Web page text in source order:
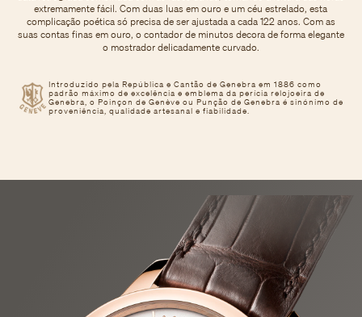
Introduzido pela República e Cantão de Genebra em 1886 como
padrão máximo de excelência e emblema da perícia relojoeira de
Genebra, o Poinçon de Genève ou Punção de Genebra é sinónimo de
proveniência, qualidade artesanal e fiabilidade.
extremamente fácil. Com duas luas em ouro e um céu estrelado, esta
complicação poética só precisa de ser ajustada a cada 122 anos. Com as
suas contas finas em ouro, o contador de minutos decora de forma elegante
o mostrador delicadamente curvado.